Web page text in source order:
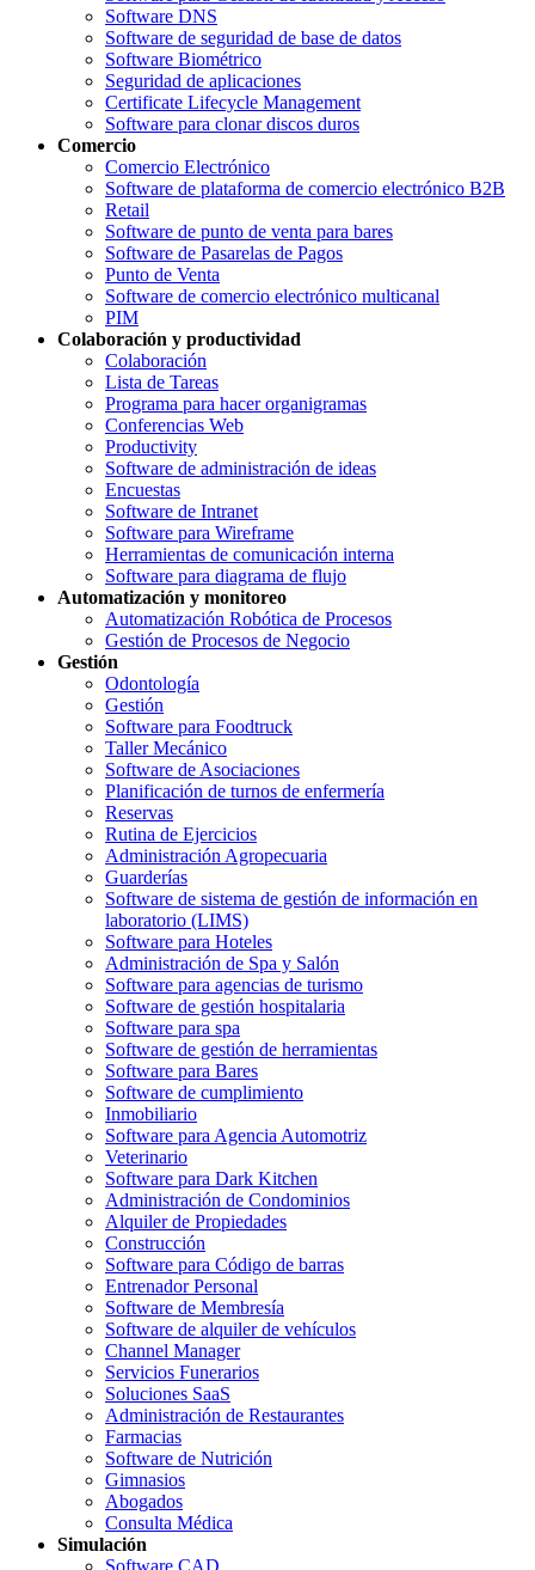
Software DNS
Software de seguridad de base de datos
Software Biométrico
Seguridad de aplicaciones
Certificate Lifecycle Management
Software para clonar discos duros
Comercio
Comercio Electrónico
Software de plataforma de comercio electrónico B2B
Retail
Software de punto de venta para bares
Software de Pasarelas de Pagos
Punto de Venta
Software de comercio electrónico multicanal
PIM
Colaboración y productividad
Colaboración
Lista de Tareas
Programa para hacer organigramas
Conferencias Web
Productivity
Software de administración de ideas
Encuestas
Software de Intranet
Software para Wireframe
Herramientas de comunicación interna
Software para diagrama de flujo
Automatización y monitoreo
Automatización Robótica de Procesos
Gestión de Procesos de Negocio
Gestión
Odontología
Gestión
Software para Foodtruck
Taller Mecánico
Software de Asociaciones
Planificación de turnos de enfermería
Reservas
Rutina de Ejercicios
Administración Agropecuaria
Guarderías
Software de sistema de gestión de información en
laboratorio (LIMS)
Software para Hoteles
Administración de Spa y Salón
Software para agencias de turismo
Software de gestión hospitalaria
Software para spa
Software de gestión de herramientas
Software para Bares
Software de cumplimiento
Inmobiliario
Software para Agencia Automotriz
Veterinario
Software para Dark Kitchen
Administración de Condominios
Alquiler de Propiedades
Construcción
Software para Código de barras
Entrenador Personal
Software de Membresía
Software de alquiler de vehículos
Channel Manager
Servicios Funerarios
Soluciones SaaS
Administración de Restaurantes
Farmacias
Software de Nutrición
Gimnasios
Abogados
Consulta Médica
Simulación